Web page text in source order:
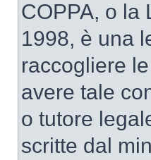
COPPA, o la
1998, è una
raccogliere
avere tale
o tutore
scritte dal